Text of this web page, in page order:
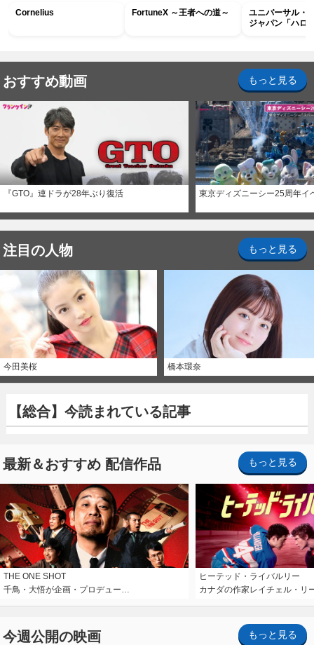
Cornelius FortuneX ～王者への道～
ユニバーサル・
ジャパン「ハロ
おすすめ動画 もっと見る
『GTO』連ドラが28年ぶり復活 東京ディズニーシー25周年イ
注目の人物 もっと見る
今田美桜 橋本環奈
【総合】今読まれている記事
最新＆おすすめ 配信作品 もっと見る
THE ONE SHOT
千鳥・大悟が企画・プロデュー…
ヒーテッド・ライバルリー
カナダの作家レイチェル・リ
今週公開の映画 もっと見る